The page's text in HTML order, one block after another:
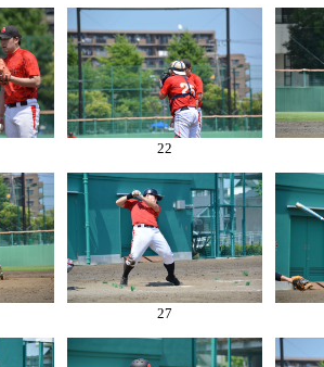
22
27